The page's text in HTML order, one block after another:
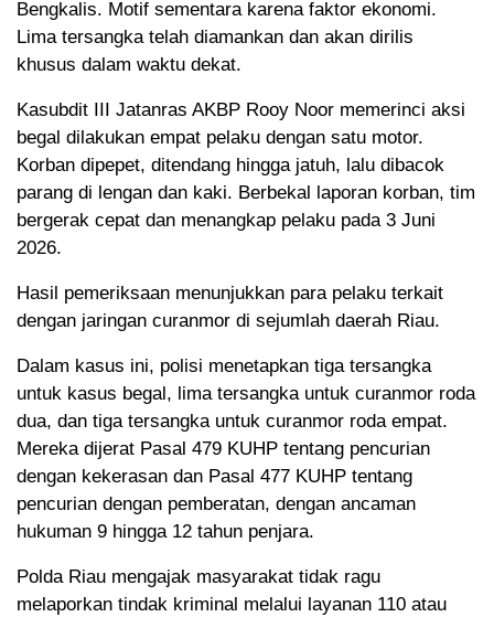
Bengkalis. Motif sementara karena faktor ekonomi.
Lima tersangka telah diamankan dan akan dirilis
khusus dalam waktu dekat.
Kasubdit III Jatanras AKBP Rooy Noor memerinci aksi
begal dilakukan empat pelaku dengan satu motor.
Korban dipepet, ditendang hingga jatuh, lalu dibacok
parang di lengan dan kaki. Berbekal laporan korban, tim
bergerak cepat dan menangkap pelaku pada 3 Juni
2026.
Hasil pemeriksaan menunjukkan para pelaku terkait
dengan jaringan curanmor di sejumlah daerah Riau.
Dalam kasus ini, polisi menetapkan tiga tersangka
untuk kasus begal, lima tersangka untuk curanmor roda
dua, dan tiga tersangka untuk curanmor roda empat.
Mereka dijerat Pasal 479 KUHP tentang pencurian
dengan kekerasan dan Pasal 477 KUHP tentang
pencurian dengan pemberatan, dengan ancaman
hukuman 9 hingga 12 tahun penjara.
Polda Riau mengajak masyarakat tidak ragu
melaporkan tindak kriminal melalui layanan 110 atau